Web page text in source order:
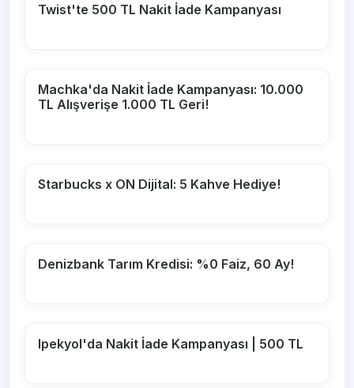
Twist'te 500 TL Nakit İade Kampanyası
Machka'da Nakit İade Kampanyası: 10.000
TL Alışverişe 1.000 TL Geri!
Starbucks x ON Dijital: 5 Kahve Hediye!
Denizbank Tarım Kredisi: %0 Faiz, 60 Ay!
Ipekyol'da Nakit İade Kampanyası | 500 TL